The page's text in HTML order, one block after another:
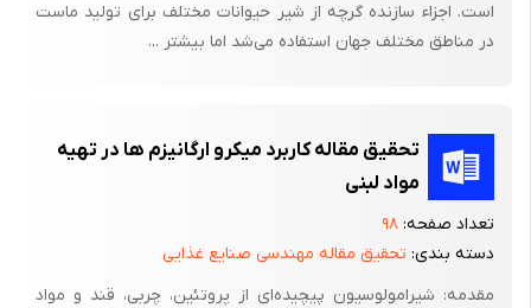
است. اجزاء سازنده گرچه از شیر حیوانات مختلف برای تولید ماست
در مناطق مختلف جهان استفاده می‌شد اما بیشتر ...
تحقیق مقاله کاربرد میکرو ارگانیزم‌ ها در تهیه
مواد لبنی
تعداد صفحه: ۹۸
دسته بندی: تحقیق مقاله مهندسی صنایع غذایی
مقدمه: شیرامولوسیون پیچیده‌ای از پروتئین، چربی، قند و مواد